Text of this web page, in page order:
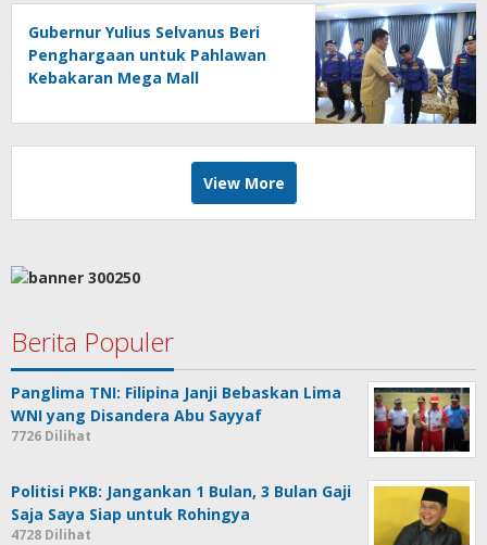
Gubernur Yulius Selvanus Beri
Penghargaan untuk Pahlawan
Kebakaran Mega Mall
View More
Berita Populer
Panglima TNI: Filipina Janji Bebaskan Lima
WNI yang Disandera Abu Sayyaf
7726 Dilihat
Politisi PKB: Jangankan 1 Bulan, 3 Bulan Gaji
Saja Saya Siap untuk Rohingya
4728 Dilihat